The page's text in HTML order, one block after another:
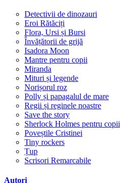
Detectivii de dinozauri
Eroi Rătăciți
Flora, Ursi și Bursi
Învățătorii de grijă
Isadora Moon
Mantre pentru copii
Miranda
Mituri și legende
Norișorul roz
Polly și papagalul de mare
Regii și reginele noastre
Save the story
Sherlock Holmes pentru copii
Poveștile Cristinei
Tiny rockers
Țup
Scrisori Remarcabile
Autori